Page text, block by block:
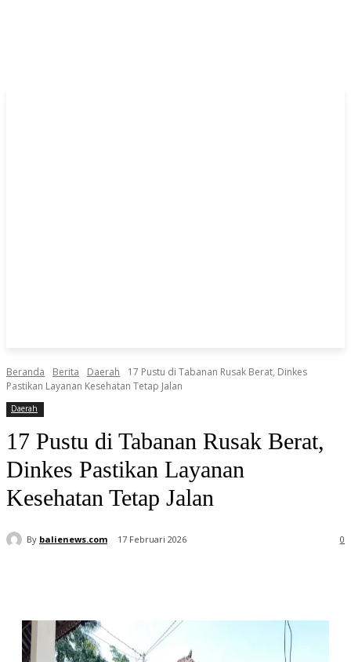
Beranda Berita Daerah
17 Pustu di Tabanan Rusak Berat, Dinkes
Pastikan Layanan Kesehatan Tetap Jalan
Daerah
17 Pustu di Tabanan Rusak Berat,
Dinkes Pastikan Layanan
Kesehatan Tetap Jalan
By balienews.com 17 Februari 2026 0